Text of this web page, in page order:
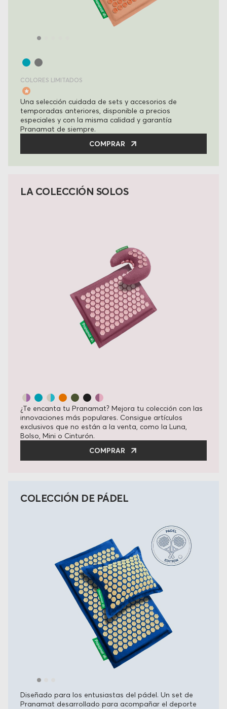
COLORES LIMITADOS
Una selección cuidada de sets y accesorios de
temporadas anteriores, disponible a precios
especiales y con la misma calidad y garantía
Pranamat de siempre.
COMPRAR
LA COLECCIÓN SOLOS
¿Te encanta tu Pranamat? Mejora tu colección con las
innovaciones más populares. Consigue artículos
exclusivos que no están a la venta, como la Luna,
Bolso, Mini o Cinturón.
COMPRAR
COLECCIÓN DE PÁDEL
Diseñado para los entusiastas del pádel. Un set de
Pranamat desarrollado para acompañar el deporte